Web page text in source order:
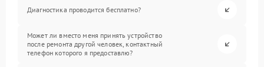
Диагностика проводится бесплатно?
Может ли вместо меня принять устройство
после ремонта другой человек, контактный
телефон которого я предоставлю?